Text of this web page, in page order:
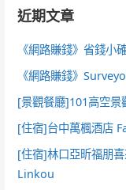
近期文章
《網路賺錢》省錢小
《網路賺錢》
[景觀餐廳]101高空景
[住宿]台中萬楓酒店
[住宿]林口亞昕福朋
Linkou